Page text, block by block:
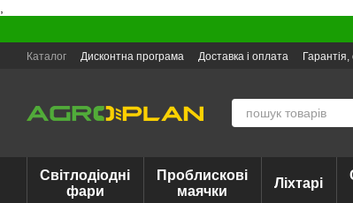
Каталог Дисконтна програма Доставка і оплата
Світлодіодні
фари
Проблискові
маячки
Ліхтарі